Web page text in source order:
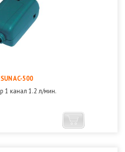
AC-500
1 канал 1.2 л/мин.